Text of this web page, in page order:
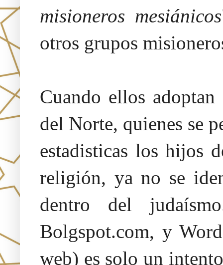
misioneros mesiánicos
otros grupos
Cuando ellos
del Norte, quienes se
estadisticas los hijos
religión, ya no se
dentro del
Bolgspot.com, y
web) es solo un